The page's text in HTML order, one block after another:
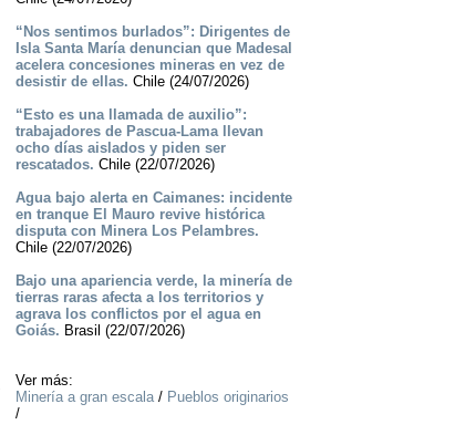
“Nos sentimos burlados”: Dirigentes de
Isla Santa María denuncian que Madesal
acelera concesiones mineras en vez de
desistir de ellas. Chile (24/07/2026)
“Esto es una llamada de auxilio”:
trabajadores de Pascua-Lama llevan
ocho días aislados y piden ser
rescatados. Chile (22/07/2026)
Agua bajo alerta en Caimanes: incidente
en tranque El Mauro revive histórica
disputa con Minera Los Pelambres.
Chile (22/07/2026)
Bajo una apariencia verde, la minería de
tierras raras afecta a los territorios y
agrava los conflictos por el agua en
Goiás. Brasil (22/07/2026)
Ver más:
Minería a gran escala/ Pueblos originarios
/